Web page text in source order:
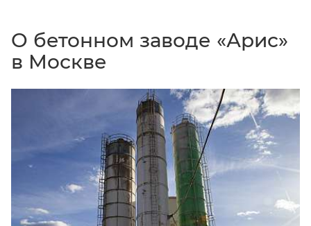
О бетонном заводе «Арис»
в Москве